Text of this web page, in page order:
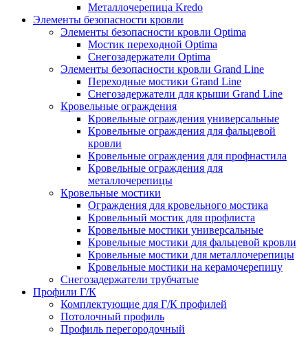
Металлочерепица Kredo
Элементы безопасности кровли
Элементы безопасности кровли Optima
Мостик переходной Optima
Снегозадержатели Optima
Элементы безопасности кровли Grand Line
Переходные мостики Grand Line
Снегозадержатели для крыши Grand Line
Кровельные ограждения
Кровельные ограждения универсальные
Кровельные ограждения для фальцевой
кровли
Кровельные ограждения для профнастила
Кровельные ограждения для
металлочерепицы
Кровельные мостики
Ограждения для кровельного мостика
Кровельный мостик для профлиста
Кровельные мостики универсальные
Кровельные мостики для фальцевой кровли
Кровельные мостики для металлочерепицы
Кровельные мостики на керамочерепицу
Снегозадержатели трубчатые
Профили Г/К
Комплектующие для Г/К профилей
Потолочный профиль
Профиль перегородочный